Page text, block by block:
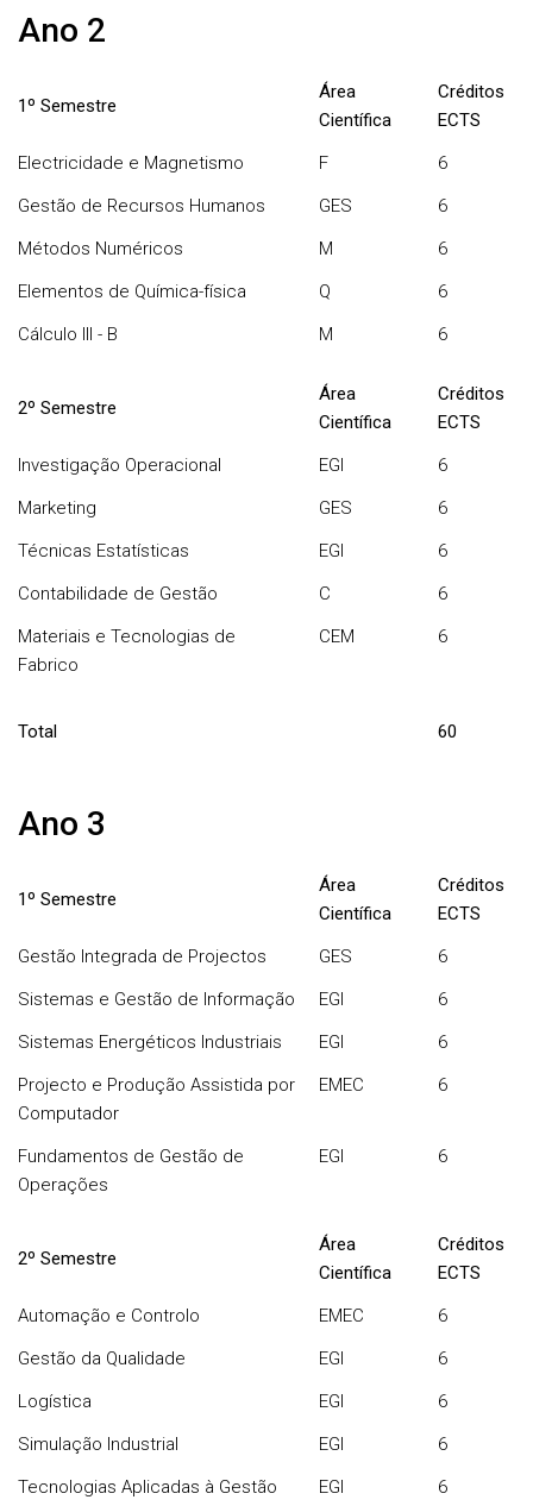
Ano 2
1º Semestre
Área
Científica
Créditos
ECTS
Electricidade e Magnetismo
F
6
Gestão de Recursos Humanos
GES
6
Métodos Numéricos
M
6
Elementos de Química-física
Q
6
Cálculo III - B
M 6
2º Semestre
Área
Científica
Créditos
ECTS
Investigação Operacional
EGI
6
Marketing
GES
6
Técnicas Estatísticas
EGI
6
Contabilidade de Gestão
C
6
Materiais e Tecnologias de
Fabrico
CEM 6
Total 60
Ano 3
1º Semestre
Área
Científica
Créditos
ECTS
Gestão Integrada de Projectos
GES
6
Sistemas e Gestão de Informação
EGI
6
Sistemas Energéticos Industriais
EGI
6
Projecto e Produção Assistida por
Computador
EMEC 6
Fundamentos de Gestão de
Operações
EGI 6
2º Semestre
Área
Científica
Créditos
ECTS
Automação e Controlo
EMEC
6
Gestão da Qualidade
EGI
6
Logística
EGI
6
Simulação Industrial
EGI
6
Tecnologias Aplicadas à Gestão
EGI 6